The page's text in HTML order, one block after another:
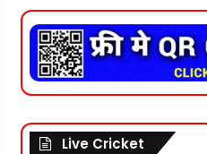
Live Cricket